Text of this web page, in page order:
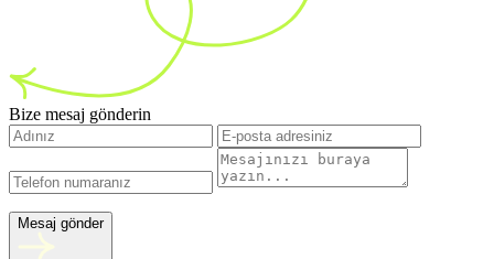
Bize mesaj gönderin
Mesaj gönder